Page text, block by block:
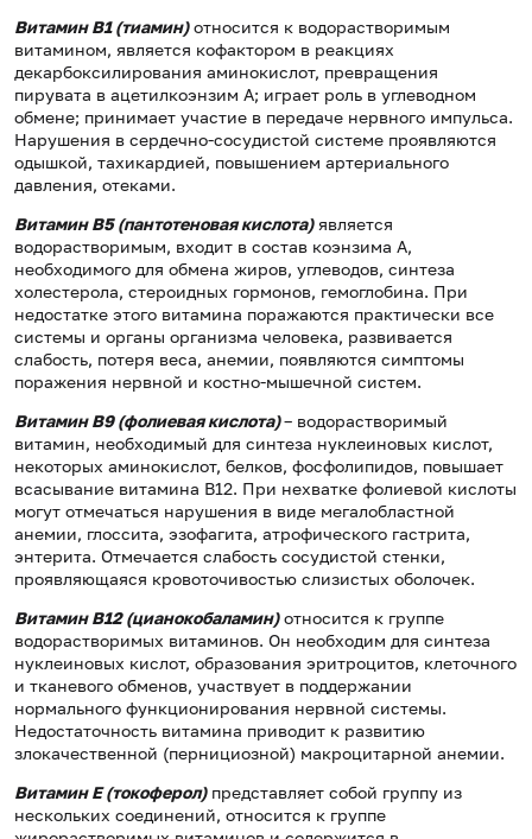
Витамин В1 (тиамин)относится к водорастворимым
витамином, является кофактором в реакциях
декарбоксилирования аминокислот, превращения
пирувата в ацетилкоэнзим А; играет роль в углеводном
обмене; принимает участие в передаче нервного импульса.
Нарушения в сердечно-сосудистой системе проявляются
одышкой, тахикардией, повышением артериального
давления, отеками.
Витамин В5 (пантотеновая кислота)является
водорастворимым, входит в состав коэнзима А,
необходимого для обмена жиров, углеводов, синтеза
холестерола, стероидных гормонов, гемоглобина. При
недостатке этого витамина поражаются практически все
системы и органы организма человека, развивается
слабость, потеря веса, анемии, появляются симптомы
поражения нервной и костно-мышечной систем.
Витамин В9 (фолиевая кислота)– водорастворимый
витамин, необходимый для синтеза нуклеиновых кислот,
некоторых аминокислот, белков, фосфолипидов, повышает
всасывание витамина В12. При нехватке фолиевой кислоты
могут отмечаться нарушения в виде мегалобластной
анемии, глоссита, эзофагита, атрофического гастрита,
энтерита. Отмечается слабость сосудистой стенки,
проявляющаяся кровоточивостью слизистых оболочек.
Витамин В12 (цианокобаламин)относится к группе
водорастворимых витаминов. Он необходим для синтеза
нуклеиновых кислот, образования эритроцитов, клеточного
и тканевого обменов, участвует в поддержании
нормального функционирования нервной системы.
Недостаточность витамина приводит к развитию
злокачественной (пернициозной) макроцитарной анемии.
Витамин Е (токоферол)представляет собой группу из
нескольких соединений, относится к группе